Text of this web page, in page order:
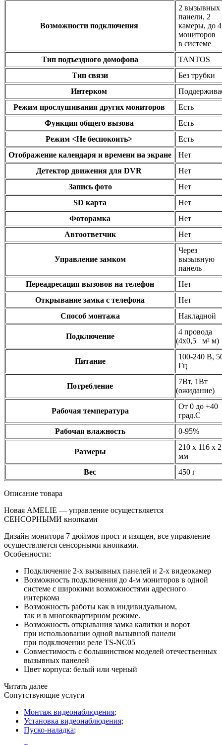
Возможности подключения
2 вызывных
панели, 2
камеры, до 4
мониторов
в системе
Тип подъездного домофона
TANTOS
Тип связи
Без трубки
Интерком
Режим прослушивания других мониторов
Есть
Функция общего вызова
Есть
Режим <Не беспокоить>
Есть
Отображение календаря и времени на экране
Нет
Детектор движения для DVR
Нет
Запись фото
Нет
SD карта
Нет
Фоторамка
Нет
Автоответчик
Нет
Управление замком
Через
вызывную
панель
Переадресация вызовов на телефон
Нет
Открывание замка с телефона
Нет
Способ монтажа
Накладной
Подключение
4 провода
(4х0,5 м² м)
Питание
100-240 В,
Гц
Потребление
7Вт, 1Вт
(ожидание)
Рабочая температура
От 0 до +40
град.С
Рабочая влажность
0-95%
Размеры
210 х 116 х
мм
Вес
450 г
Описание товара
Новая AMELIE — управление осуществляется
СЕНСОРНЫМИ кнопками
Дизайн монитора 7 дюймов прост и изящен, все управление
осуществляется сенсорными кнопками.
Особенности:
Подключение 2-х вызывных панелей и 2-х видеокамер
Возможность подключения до 4-м мониторов в одной
системе с широкими возможностями адресного
интеркома
Возможность работы как в индивидуальном,
так и в многоквартирном режиме.
Возможность открывания замка калитки и ворот
при использовании одной вызывной панели
при подключении реле TS-NC05
Совместимость с большинством моделей отечественных
вызывных панелей
Цвет корпуса: белый или черный
Читать далее
Сопутствующие услуги
Монтаж видеонаблюдения;
Установка видеонаблюдения;
Пуско-наладка;